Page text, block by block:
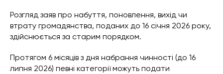
Розгляд заяв про набуття, поновлення, вихід чи
втрату громадянства, поданих до 16 січня 2026 року,
здійснюється за старим порядком.
Протягом 6 місяців з дня набрання чинності (до 16
липня 2026) певні категорії можуть подати